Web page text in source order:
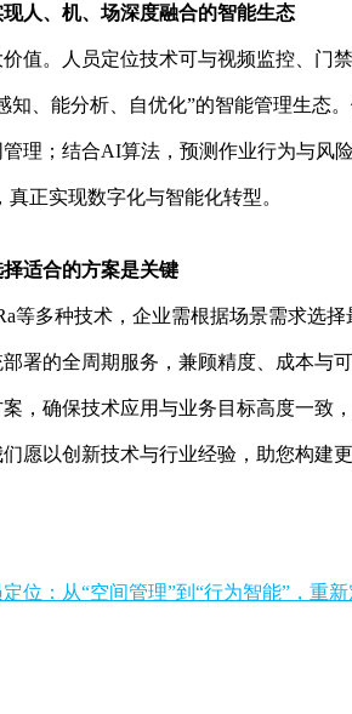
人、机、场深度融合的智能生态
值。人员定位技术可与视频监控、门
知、能分析、自优化”的智能管理生态
理；结合AI算法，预测作业行为与风
真正实现数字化与智能化转型。
适合的方案是关键
等多种技术，企业需根据场景需求选
署的全周期服务，兼顾精度、成本与
，确保技术应用与业务目标高度一致，
愿以创新技术与行业经验，助您构建
位：从“空间管理”到“行为智能”，重